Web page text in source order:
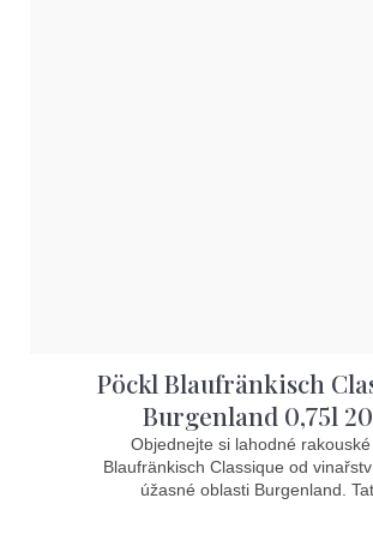
Pöckl Blaufränkisch
Burgenland 0,75l
Objednejte si lahodné
Blaufränkisch Classique od
úžasné oblasti Burgenland.